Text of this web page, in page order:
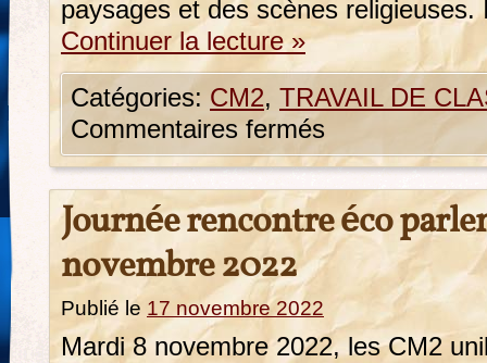
paysages et des scènes
Continuer la lecture»
Catégories: CM2, TRAVAIL DE
Commentaires fermés
Journée rencontre éco
novembre 2022
Publié le 17 novembre 2022
Mardi 8 novembre 2022, les CM2